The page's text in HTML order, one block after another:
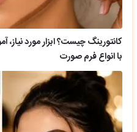
کانتورینگ چیست؟ ابزار مورد
با انواع فرم صورت